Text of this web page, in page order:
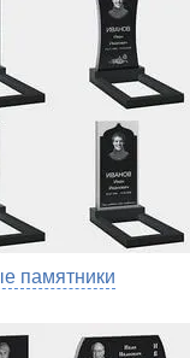
памятники